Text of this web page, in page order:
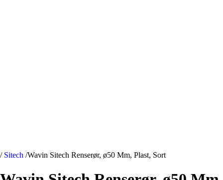
/ Sitech /Wavin Sitech Renserør, ø50 Mm, Plast, Sort